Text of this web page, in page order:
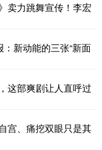
卖力跳舞宣传！李宏
：新动能的三张“新面
这部爽剧让人直呼过
宫、痛挖双眼只是其